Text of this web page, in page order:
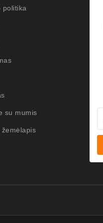
politika
su mumis
žemėlapis